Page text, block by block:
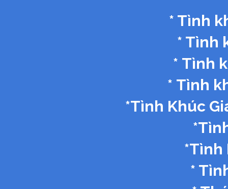
* Tình
* Tình
* Tình
* Tình
*Tình Khúc
*Tình
*